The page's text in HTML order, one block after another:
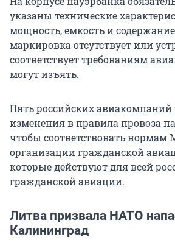
указаны технические
мощность, емкость и
маркировка отсутствует или
соответствует требованиям
могут изъять.
Пять российских авиакомпаний
изменения в правила провоза
чтобы соответствовать нормам
организации гражданской
которые действуют для всей
гражданской авиации.
Литва призвала НАТО
Калининград